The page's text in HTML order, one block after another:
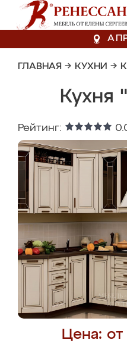
ГЛАВНАЯ → КУХНИ →
Кухня
Рейтинг:
Цена: